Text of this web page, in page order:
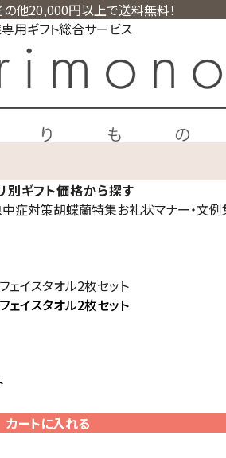
他20,000円以上で送料無料！
用ギフト総合サービス
別ギフト価格から探す
症対策胡蝶蘭特集お礼状マナー・文
ェイスタオル2枚セット
ェイスタオル2枚セット
カートに入れる